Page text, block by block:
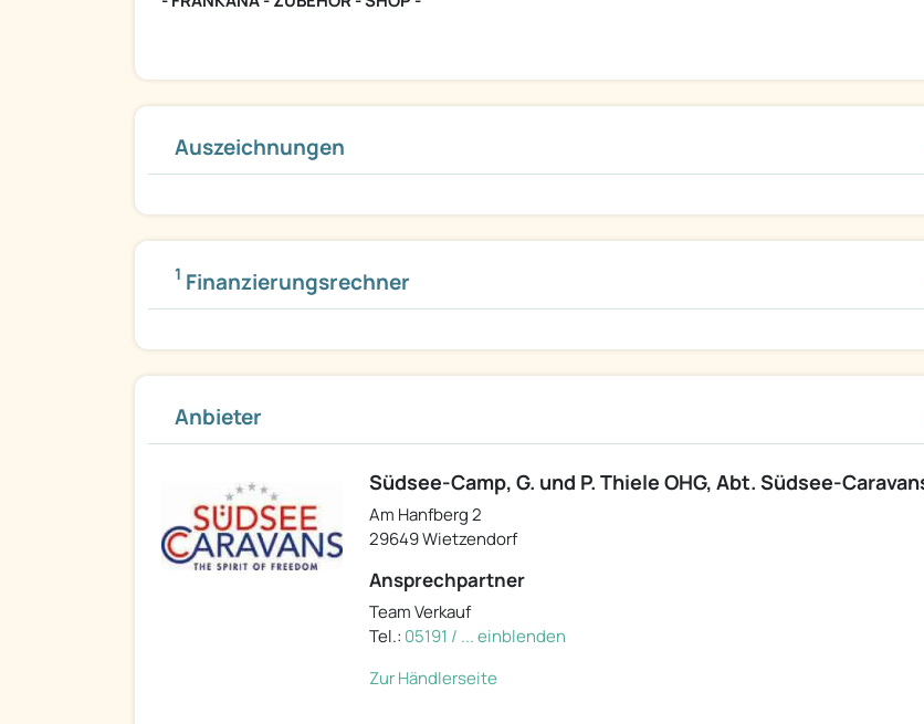
Auszeichnungen
1 Finanzierungsrechner
Anbieter
Südsee-Camp, G. und P. Thiele OHG, Abt. Südsee-
Am Hanfberg 2
29649 Wietzendorf
Ansprechpartner
Team Verkauf
Tel.: 05191 / ... einblenden
Zur Händlerseite